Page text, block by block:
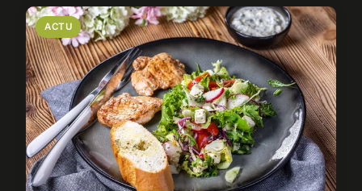
ACTU